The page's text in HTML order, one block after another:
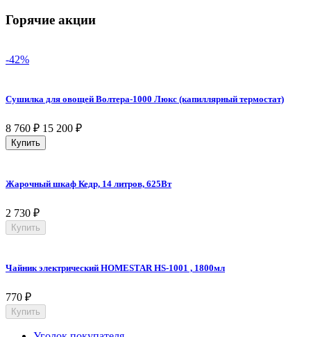
Горячие акции
-42%
Сушилка для овощей Волтера-1000 Люкс (капиллярный термостат)
8 760 ₽ 15 200 ₽
Купить
Жарочный шкаф Кедр, 14 литров, 625Вт
2 730 ₽
Купить
Чайник электрический HOMESTAR HS-1001 , 1800мл
770 ₽
Купить